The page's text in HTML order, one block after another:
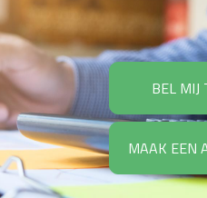
BEL MIJ
MAAK EEN